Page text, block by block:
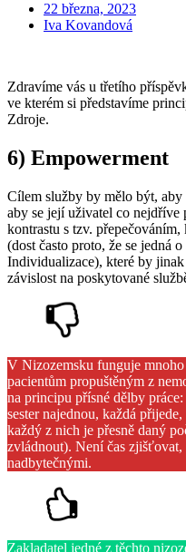
22 března, 2023
Iva Kovandová
Zdravíme vás u třetího
ve kterém si představíme
Zdroje.
6) Empowerment
Cílem služby by mělo být,
aby se její uživatel co
kontrastu s tzv.
(dost často proto, že se jedná
Individualizace), které by
závislost na poskytované
V Nizozemsku funguje
pacientům propuštěným z
na principu přísné dělby
sester najednou, každá
každý z nich je přesně daný
zvládnout). Není čas zjišťovat,
nadbytečnými.
Zakladatel jedné z těchto